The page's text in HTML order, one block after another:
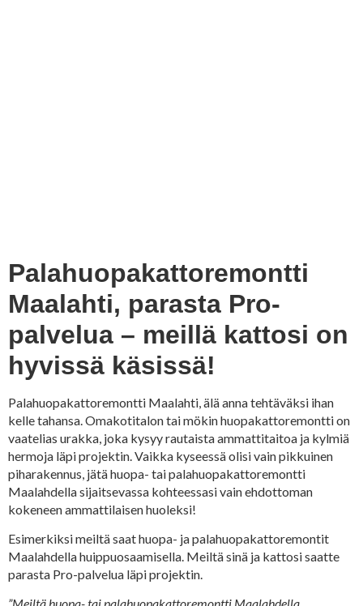
Palahuopakattoremontti
Maalahti, parasta Pro-
palvelua – meillä kattosi on
hyvissä käsissä!
Palahuopakattoremontti Maalahti, älä anna tehtäväksi ihan
kelle tahansa. Omakotitalon tai mökin huopakattoremontti on
vaatelias urakka, joka kysyy rautaista ammattitaitoa ja kylmiä
hermoja läpi projektin. Vaikka kyseessä olisi vain pikkuinen
piharakennus, jätä huopa- tai palahuopakattoremontti
Maalahdella sijaitsevassa kohteessasi vain ehdottoman
kokeneen ammattilaisen huoleksi!
Esimerkiksi meiltä saat huopa- ja palahuopakattoremontit
Maalahdella huippuosaamisella. Meiltä sinä ja kattosi saatte
parasta Pro-palvelua läpi projektin.